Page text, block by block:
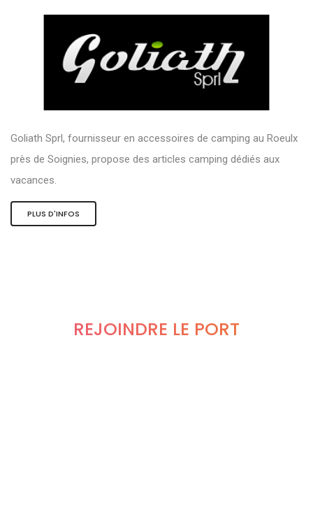
Goliath Sprl, fournisseur en accessoires de camping au Roeulx
près de Soignies, propose des articles camping dédiés aux
vacances.
PLUS D'INFOS
REJOINDRE LE PORT